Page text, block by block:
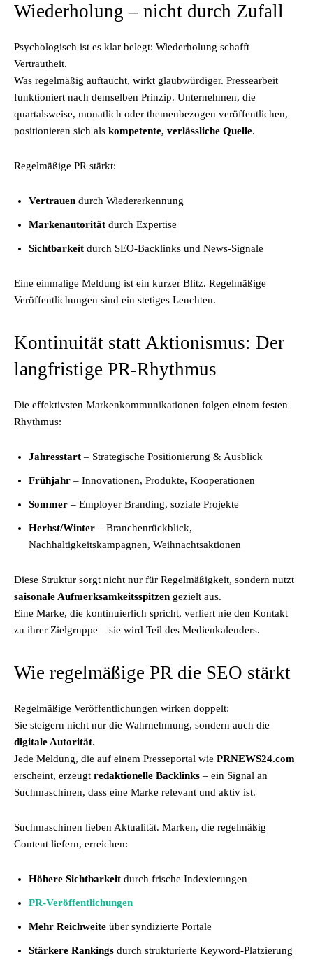
Wiederholung – nicht durch Zufall
Psychologisch ist es klar belegt: Wiederholung schafft
Vertrautheit.
Was regelmäßig auftaucht, wirkt glaubwürdiger. Pressearbeit
funktioniert nach demselben Prinzip. Unternehmen, die
quartalsweise, monatlich oder themenbezogen veröffentlichen,
positionieren sich als kompetente, verlässliche Quelle.
Regelmäßige PR stärkt:
Vertrauen durch Wiedererkennung
Markenautorität durch Expertise
Sichtbarkeit durch SEO-Backlinks und News-Signale
Eine einmalige Meldung ist ein kurzer Blitz. Regelmäßige
Veröffentlichungen sind ein stetiges Leuchten.
Kontinuität statt Aktionismus: Der
langfristige PR-Rhythmus
Die effektivsten Markenkommunikationen folgen einem festen
Rhythmus:
Jahresstart – Strategische Positionierung & Ausblick
Frühjahr – Innovationen, Produkte, Kooperationen
Sommer – Employer Branding, soziale Projekte
Herbst/Winter – Branchenrückblick,
Nachhaltigkeitskampagnen, Weihnachtsaktionen
Diese Struktur sorgt nicht nur für Regelmäßigkeit, sondern nutzt
saisonale Aufmerksamkeitsspitzen gezielt aus.
Eine Marke, die kontinuierlich spricht, verliert nie den Kontakt
zu ihrer Zielgruppe – sie wird Teil des Medienkalenders.
Wie regelmäßige PR die SEO stärkt
Regelmäßige Veröffentlichungen wirken doppelt:
Sie steigern nicht nur die Wahrnehmung, sondern auch die
digitale Autorität.
Jede Meldung, die auf einem Presseportal wie PRNEWS24.com
erscheint, erzeugt redaktionelle Backlinks – ein Signal an
Suchmaschinen, dass eine Marke relevant und aktiv ist.
Suchmaschinen lieben Aktualität. Marken, die regelmäßig
Content liefern, erreichen:
Höhere Sichtbarkeit durch frische Indexierungen
PR-Veröffentlichungen
Mehr Reichweite über syndizierte Portale
Stärkere Rankings durch strukturierte Keyword-Platzierung